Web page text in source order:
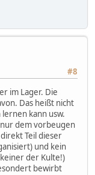
#8
im Lager. Die
Das heißt nicht
kann usw.
dem vorbeugen
Teil dieser
und kein
der Kulte!)
bewirbt